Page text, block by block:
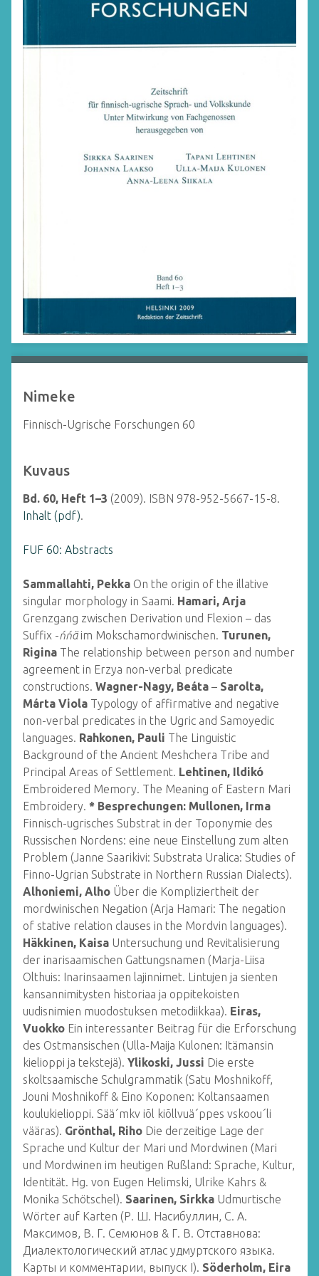
Nimeke
Finnisch-Ugrische Forschungen 60
Kuvaus
Bd. 60, Heft 1–3 (2009). ISBN 978-952-5667-15-8.
Inhalt (pdf)
FUF 60: Abstracts
Sammallahti, Pekka On the origin of the illative
singular morphology in Saami. Hamari, Arja
Grenzgang zwischen Derivation und Flexion – das
Suffix -ńńäim Mokschamordwinischen. Turunen,
Rigina The relationship between person and number
agreement in Erzya non-verbal predicate
constructions. Wagner-Nagy, Beáta – Sarolta,
Márta Viola Typology of affirmative and negative
non-verbal predicates in the Ugric and Samoyedic
languages. Rahkonen, Pauli The Linguistic
Background of the Ancient Meshchera Tribe and
Principal Areas of Settlement. Lehtinen, Ildikó
Embroidered Memory. The Meaning of Eastern Mari
Embroidery. * Besprechungen: Mullonen, Irma
Finnisch-ugrisches Substrat in der Toponymie des
Russischen Nordens: eine neue Einstellung zum alten
Problem (Janne Saarikivi: Substrata Uralica: Studies of
Finno-Ugrian Substrate in Northern Russian Dialects).
Alhoniemi, Alho Über die Kompliziertheit der
mordwinischen Negation (Arja Hamari: The negation
of stative relation clauses in the Mordvin languages).
Häkkinen, Kaisa Untersuchung und Revitalisierung
der inarisaamischen Gattungsnamen (Marja-Liisa
Olthuis: Inarinsaamen lajinnimet. Lintujen ja sienten
kansannimitysten historiaa ja oppitekoisten
uudisnimien muodostuksen metodiikkaa). Eiras,
Vuokko Ein interessanter Beitrag für die Erforschung
des Ostmansischen (Ulla-Maija Kulonen: Itämansin
kielioppi ja tekstejä). Ylikoski, Jussi Die erste
skoltsaamische Schulgrammatik (Satu Moshnikoff,
Jouni Moshnikoff & Eino Koponen: Koltansaamen
koulukielioppi. Sää´mkv iõl kiõllvuä´ppes vskoou´li
vääras). Grönthal, Riho Die derzeitige Lage der
Sprache und Kultur der Mari und Mordwinen (Mari
und Mordwinen im heutigen Rußland: Sprache, Kultur,
Identität. Hg. von Eugen Helimski, Ulrike Kahrs &
Monika Schötschel). Saarinen, Sirkka Udmurtische
Wörter auf Karten (Р. Ш. Насибуллин, С. А.
Максимов, В. Г. Семюнов & Г. В. Отставнова:
Диалектологический атлас удмуртского языка.
Карты и комментарии, выпуск I). Söderholm, Eira